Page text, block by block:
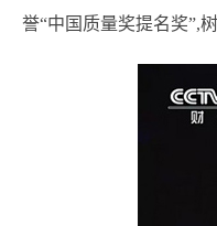
誉“中国质量奖提名奖”,